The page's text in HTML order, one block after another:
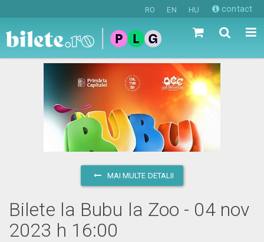
RO EN HU contact
MAI MULTE DETALII
Bilete la Bubu la Zoo - 04 nov
2023 h 16:00